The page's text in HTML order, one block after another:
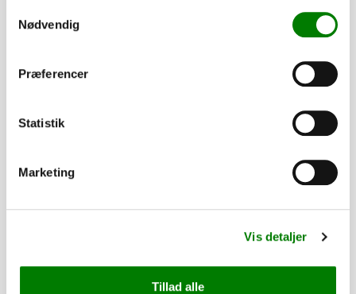
Nødvendig
Præferencer
Statistik
Marketing
Vis detaljer
Tillad alle
Levering
Finansering med SparXpres